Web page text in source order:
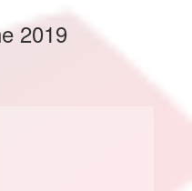
2019